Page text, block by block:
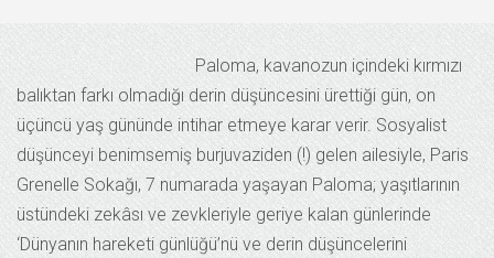
Paloma, kavanozun içindeki kırmızı
balıktan farkı olmadığı derin düşüncesini ürettiği gün, on
üçüncü yaş gününde intihar etmeye karar verir. Sosyalist
düşünceyi benimsemiş burjuvaziden (!) gelen ailesiyle, Paris
Grenelle Sokağı, 7 numarada yaşayan Paloma; yaşıtlarının
üstündeki zekâsı ve zevkleriyle geriye kalan günlerinde
‘Dünyanın hareketi günlüğü’nü ve derin düşüncelerini